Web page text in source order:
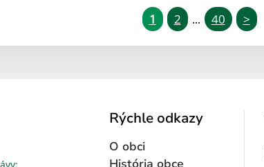
1 2 ... 40 >
Text vašej správy...
Rýchle odkazy
O obci
História obce